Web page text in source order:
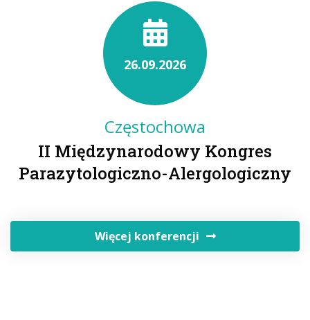
26.09.2026
Częstochowa
II Międzynarodowy Kongres
Parazytologiczno-Alergologiczny
Więcej konferencji